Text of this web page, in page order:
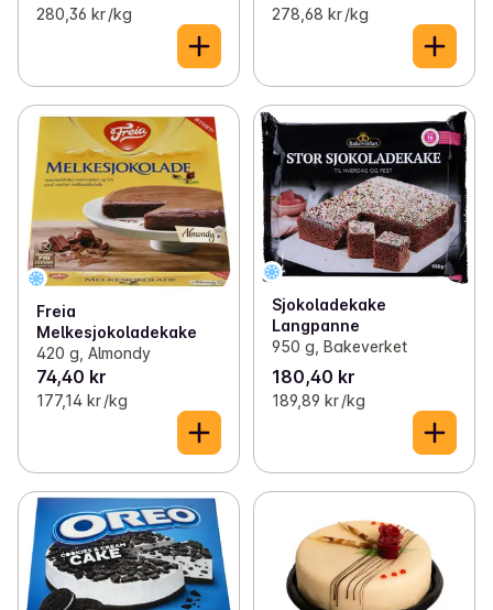
280,36 kr /kg 278,68 kr /kg
Freia
Melkesjokoladekake
420 g, Almondy
74,40 kr
177,14 kr /kg
Sjokoladekake
Langpanne
950 g, Bakeverket
180,40 kr
189,89 kr /kg